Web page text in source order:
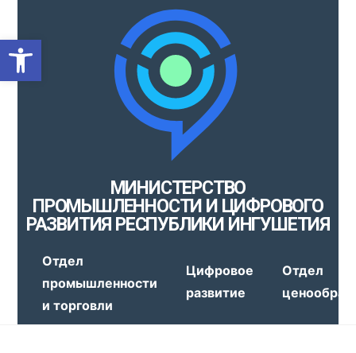
Открыть панель
МИНИСТЕРСТВО
ПРОМЫШЛЕННОСТИ И ЦИФРОВОГО
РАЗВИТИЯ РЕСПУБЛИКИ ИНГУШЕТИЯ
Отдел
промышленности
и торговли
Цифровое
развитие
Отдел